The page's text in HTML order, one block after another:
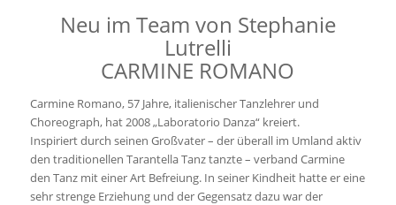
Neu im Team von Stephanie
Lutrelli
CARMINE ROMANO
Carmine Romano, 57 Jahre, italienischer Tanzlehrer und
Choreograph, hat 2008 „Laboratorio Danza“ kreiert.
Inspiriert durch seinen Großvater – der überall im Umland aktiv
den traditionellen Tarantella Tanz tanzte – verband Carmine
den Tanz mit einer Art Befreiung. In seiner Kindheit hatte er eine
sehr strenge Erziehung und der Gegensatz dazu war der